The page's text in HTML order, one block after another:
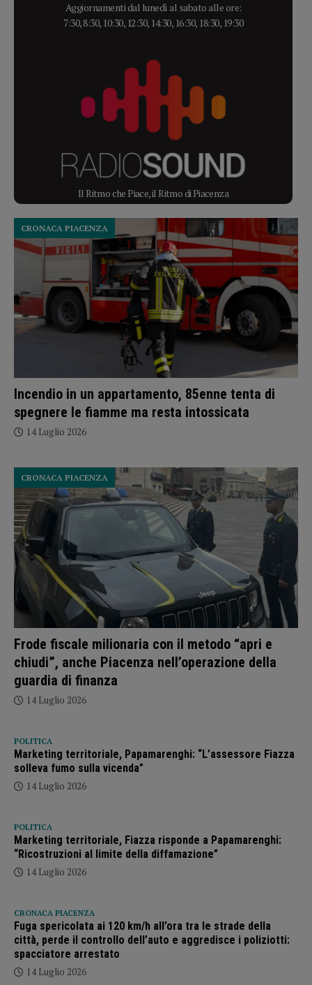
Aggiornamenti dal lunedì al sabato alle ore:
7:30, 8:30, 10:30, 12:30, 14:30, 16:30, 18:30, 19:30
Il Ritmo che Piace, il Ritmo di Piacenza
Incendio in un appartamento, 85enne tenta di
spegnere le fiamme ma resta intossicata
CRONACA PIACENZA
14 Luglio 2026
Frode fiscale milionaria con il metodo “apri e
chiudi”, anche Piacenza nell’operazione della
guardia di finanza
CRONACA PIACENZA
14 Luglio 2026
POLITICA
Marketing territoriale, Papamarenghi: “L’assessore Fiazza
solleva fumo sulla vicenda”
14 Luglio 2026
POLITICA
Marketing territoriale, Fiazza risponde a Papamarenghi:
“Ricostruzioni al limite della diffamazione”
14 Luglio 2026
CRONACA PIACENZA
Fuga spericolata ai 120 km/h all’ora tra le strade della
città, perde il controllo dell’auto e aggredisce i poliziotti:
spacciatore arrestato
14 Luglio 2026